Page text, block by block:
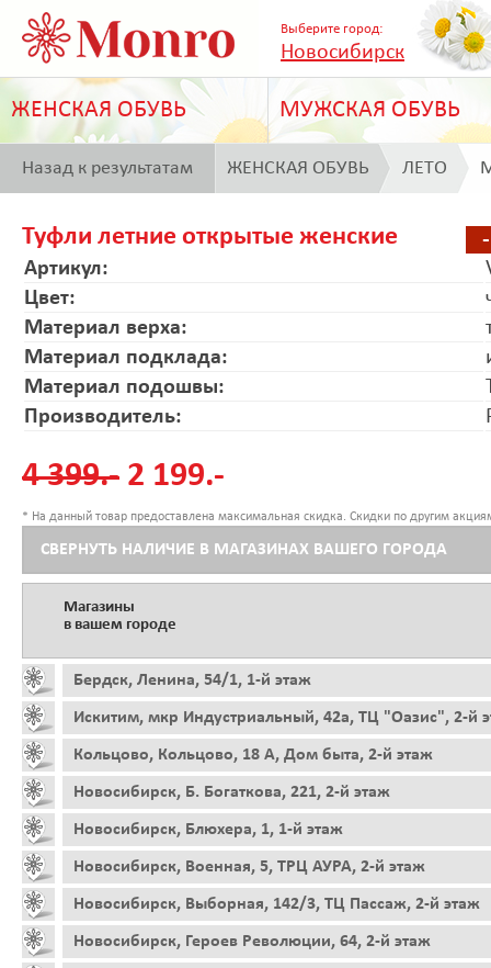
Выберите город:
Новосибирск
ЖЕНСКАЯ ОБУВЬ МУЖСКАЯ ОБУВЬ
Назад к результатам ЖЕНСКАЯ ОБУВЬ ЛЕТО
Туфли летние открытые женские
Артикул:
Цвет:
Материал верха:
Материал подклада:
Материал подошвы:
Производитель:
4 399.- 2 199.-
* На данный товар предоставлена максимальная скидка. Скидки по другим
СВЕРНУТЬ НАЛИЧИЕ В МАГАЗИНАХ ВАШЕГО ГОРОДА
Магазины
в вашем городе
Бердск, Ленина, 54/1, 1-й этаж
Искитим, мкр Индустриальный, 42а, ТЦ "Оазис", 2-й
Кольцово, Кольцово, 18 А, Дом быта, 2-й этаж
Новосибирск, Б. Богаткова, 221, 2-й этаж
Новосибирск, Блюхера, 1, 1-й этаж
Новосибирск, Военная, 5, ТРЦ АУРА, 2-й этаж
Новосибирск, Выборная, 142/3, ТЦ Пассаж, 2-й этаж
Новосибирск, Героев Революции, 64, 2-й этаж